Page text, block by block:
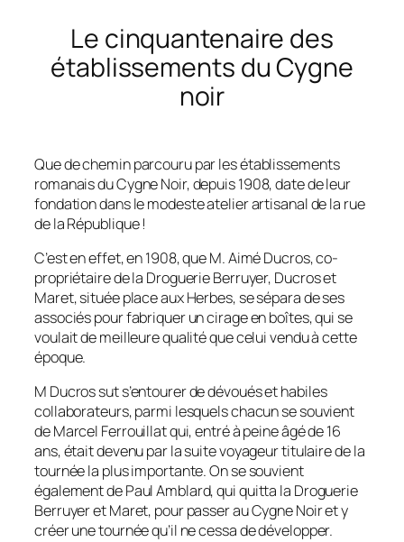
Le cinquantenaire des
établissements du Cygne
noir
Que de chemin parcouru par les établissements
romanais du Cygne Noir, depuis 1908, date de leur
fondation dans le modeste atelier artisanal de la rue
de la République !
C’est en effet, en 1908, que M. Aimé Ducros, co-
propriétaire de la Droguerie Berruyer, Ducros et
Maret, située place aux Herbes, se sépara de ses
associés pour fabriquer un cirage en boîtes, qui se
voulait de meilleure qualité que celui vendu à cette
époque.
M Ducros sut s’entourer de dévoués et habiles
collaborateurs, parmi lesquels chacun se souvient
de Marcel Ferrouillat qui, entré à peine âgé de 16
ans, était devenu par la suite voyageur titulaire de la
tournée la plus importante. On se souvient
également de Paul Amblard, qui quitta la Droguerie
Berruyer et Maret, pour passer au Cygne Noir et y
créer une tournée qu’il ne cessa de développer.